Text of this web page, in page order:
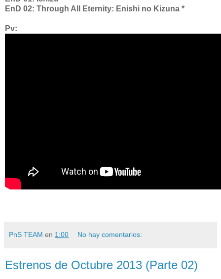
EnD 02: Through All Eternity: Enishi no Kizuna *
Pv:
PnS TEAM en 1:00 No hay comentarios:
Estrenos de Octubre 2013 (Parte 02)